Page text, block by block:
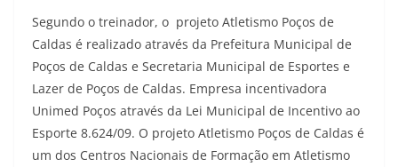
Segundo o treinador, o projeto Atletismo Poços de
Caldas é realizado através da Prefeitura Municipal de
Poços de Caldas e Secretaria Municipal de Esportes e
Lazer de Poços de Caldas. Empresa incentivadora
Unimed Poços através da Lei Municipal de Incentivo ao
Esporte 8.624/09. O projeto Atletismo Poços de Caldas é
um dos Centros Nacionais de Formação em Atletismo